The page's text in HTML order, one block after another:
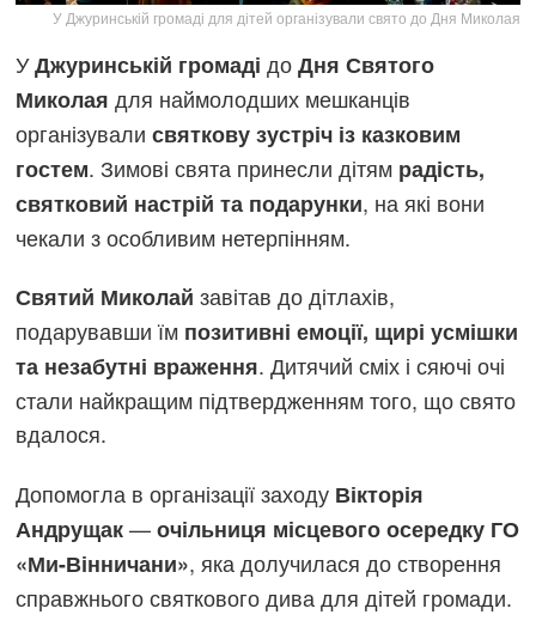
У Джуринській громаді для дітей організували свято до Дня Миколая
УДжуринській громаді доДня Святого
Миколая для наймолодших мешканців
організувалисвяткову зустріч із казковим
гостем. Зимові свята принесли дітям радість,
святковий настрій та подарунки, на які вони
чекали з особливим нетерпінням.
Святий Миколай завітав до дітлахів,
подарувавши їм позитивні емоції, щирі усмішки
та незабутні враження. Дитячий сміх і сяючі очі
стали найкращим підтвердженням того, що свято
вдалося.
Допомогла в організації заходу Вікторія
Андрущак—очільниця місцевого осередку ГО
«Ми-Вінничани», яка долучилася до створення
справжнього святкового дива для дітей громади.